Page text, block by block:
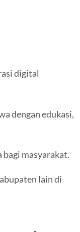
digital
dengan edukasi,
masyarakat.
lain di